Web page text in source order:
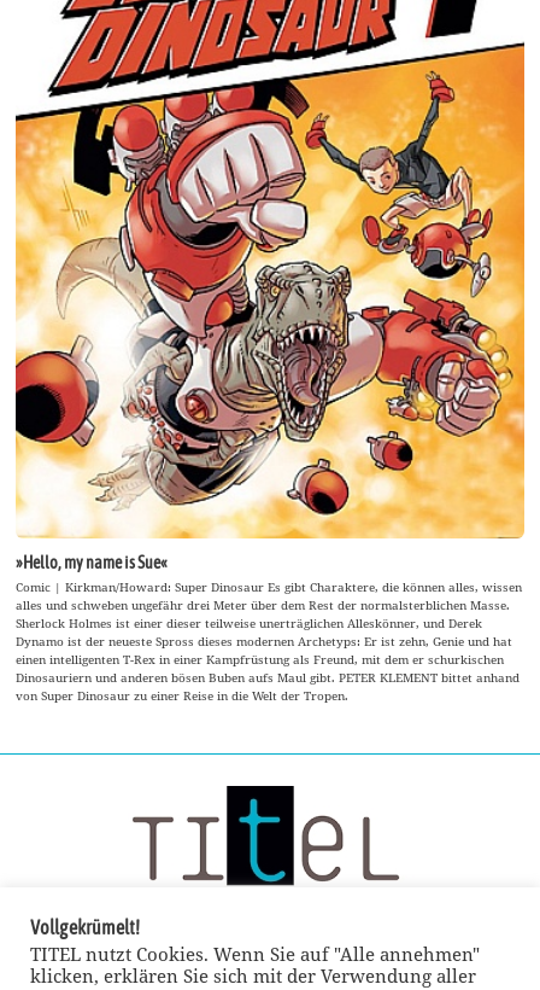
»Hello, my name is Sue«
Comic | Kirkman/Howard: Super Dinosaur Es gibt Charaktere, die können alles, wissen
alles und schweben ungefähr drei Meter über dem Rest der normalsterblichen Masse.
Sherlock Holmes ist einer dieser teilweise unerträglichen Alleskönner, und Derek
Dynamo ist der neueste Spross dieses modernen Archetyps: Er ist zehn, Genie und hat
einen intelligenten T-Rex in einer Kampfrüstung als Freund, mit dem er schurkischen
Dinosauriern und anderen bösen Buben aufs Maul gibt. PETER KLEMENT bittet anhand
von Super Dinosaur zu einer Reise in die Welt der Tropen.
Vollgekrümelt!
TITEL nutzt Cookies. Wenn Sie auf "Alle annehmen"
klicken, erklären Sie sich mit der Verwendung aller